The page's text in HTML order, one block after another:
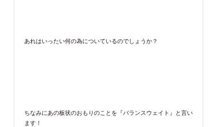
あれはいったい何の為についているのでしょうか？
ちなみにあの板状のおもりのことを『バランスウェイト』と言い
ます！